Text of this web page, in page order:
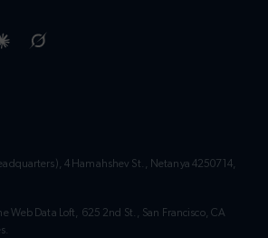
4 Hamahshev St., Netanya 4250714,
Web Data Loft, 625 2nd St., San Francisco, CA